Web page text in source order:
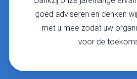
goed adviseren en denken
met u mee zodat uw
voor de